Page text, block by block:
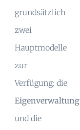
grundsätzlich
zwei
Hauptmodelle
zur
Verfügung: die
Eigenverwaltung
und die